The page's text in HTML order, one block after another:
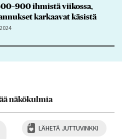
ihmistä viikossa,
karkaavat käsistä
näkökulmia
LÄHETÄ JUTTUVINKKI